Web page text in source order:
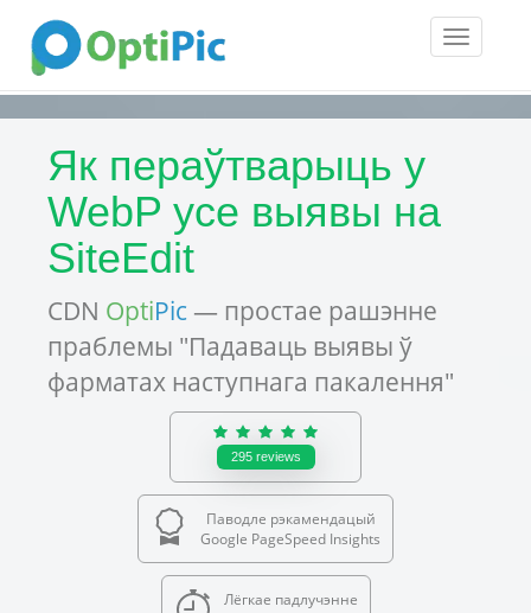
Toggle
Як пераўтварыць у
WebP усе выявы на
SiteEdit
CDN OptiPic — простае рашэнне
праблемы "Падаваць выявы ў
фарматах наступнага пакалення"
295 reviews
Паводле рэкамендацый
Google PageSpeed Insights
Лёгкае падлучэнне